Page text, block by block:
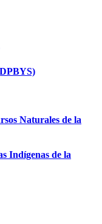
Naturales de la
Indígenas de la